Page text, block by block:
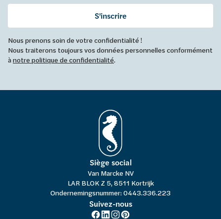
S'inscrire
Nous prenons soin de votre confidentialité !
Nous traiterons toujours vos données personnelles conformément
ànotre politique de confidentialité.
Siège social
Van Marcke NV
LAR BLOK Z 5, 8511 Kortrijk
Ondernemingsnummer: 0443.336.223
Suivez-nous